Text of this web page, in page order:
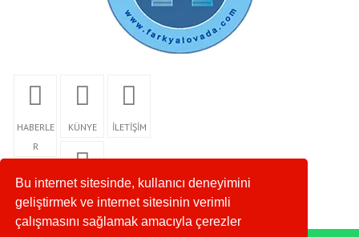
Bu internet sitesinde, kullanıcı deneyimini
geliştirmek ve internet sitesinin verimli
çalışmasını sağlamak amacıyla çerezler
HABERLE
R
KÜNYE İLETİŞİM